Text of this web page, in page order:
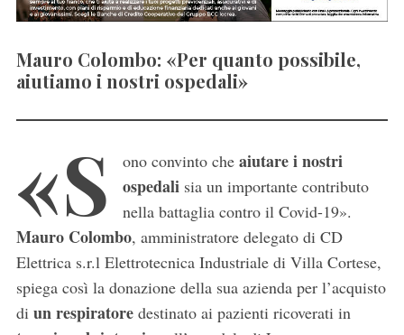
Mauro Colombo: «Per quanto possibile,
aiutiamo i nostri ospedali»
«S ono convinto che aiutare i nostri
ospedalisia un importante contributo
nella battaglia contro il Covid-19».
Mauro Colombo, amministratore delegato di CD
Elettrica s.r.l Elettrotecnica Industriale di Villa Cortese,
spiega così la donazione della sua azienda per l’acquisto
di un respiratoredestinato ai pazienti ricoverati in